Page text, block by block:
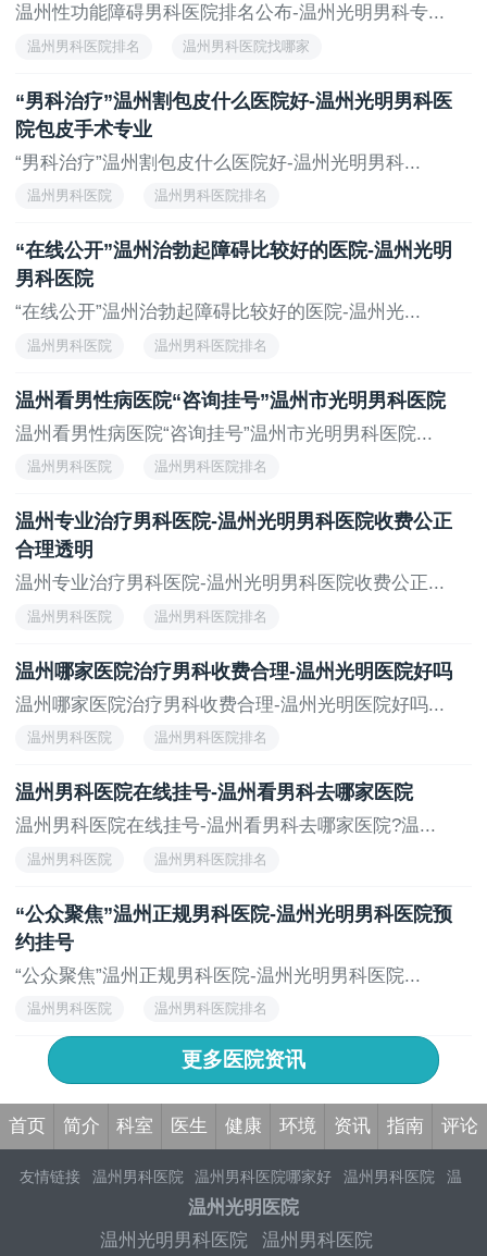
供相关的健康指导，帮助患者改善生活习惯，从而提高
治疗的效果，防止病情的复发。
验，凭借专业的治疗团队和科学的治疗方法，赢得了许
多患者的信赖。医院不仅注重治疗的效果，还关注患者
的整体健康，致力于通过综合治疗帮助患者恢复正常的
生活状态。
上一页 下一页
温州性功能障碍男科医院排名公布-温州光明男科专...
温州男科医院排名 温州男科医院找哪家
“男科治疗”温州割包皮什么医院好-温州光明男科医
院包皮手术专业
“男科治疗”温州割包皮什么医院好-温州光明男科...
温州男科医院 温州男科医院排名
“在线公开”温州治勃起障碍比较好的医院-温州光明
男科医院
“在线公开”温州治勃起障碍比较好的医院-温州光...
温州男科医院 温州男科医院排名
温州看男性病医院“咨询挂号”温州市光明男科医院
温州看男性病医院“咨询挂号”温州市光明男科医院...
温州男科医院 温州男科医院排名
温州专业治疗男科医院-温州光明男科医院收费公正
合理透明
温州专业治疗男科医院-温州光明男科医院收费公正...
温州男科医院 温州男科医院排名
温州哪家医院治疗男科收费合理-温州光明医院好吗
温州哪家医院治疗男科收费合理-温州光明医院好吗...
温州男科医院 温州男科医院排名
温州男科医院在线挂号-温州看男科去哪家医院
温州男科医院在线挂号-温州看男科去哪家医院?温...
温州男科医院 温州男科医院排名
“公众聚焦”温州正规男科医院-温州光明男科医院预
约挂号
“公众聚焦”温州正规男科医院-温州光明男科医院...
温州男科医院 温州男科医院排名
更多医院资讯
首页 简介 科室 医生 健康 环境 资讯 指南 评论
友情链接 温州男科医院 温州男科医院哪家好 温州男科医院
温
温州男科医院哪家好比较好
温州正规男科医院
温州男科医院排行 温州推荐男科医院
温州光明医院
温州光明男科医院
温州男科医院